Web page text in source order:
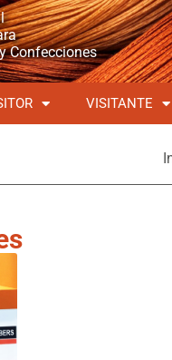
Confecciones
VISITANTE